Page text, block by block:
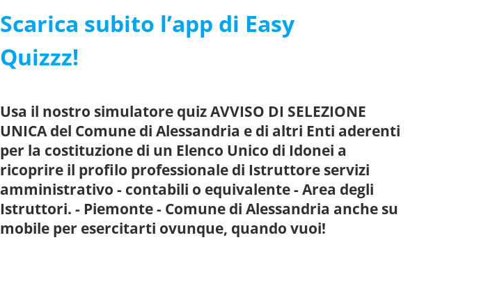
Scarica subito l’app di Easy
Quizzz!
Usa il nostro simulatore quiz AVVISO DI SELEZIONE
UNICA del Comune di Alessandria e di altri Enti aderenti
per la costituzione di un Elenco Unico di Idonei a
ricoprire il profilo professionale di Istruttore servizi
amministrativo - contabili o equivalente - Area degli
Istruttori. - Piemonte - Comune di Alessandria anche su
mobile per esercitarti ovunque, quando vuoi!